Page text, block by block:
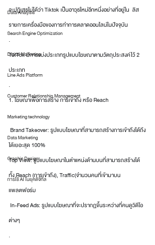
Data Analysis
Search Engine Optimization
Digital Marketing
Line Ads Platform
Customer Relationship Management
Marketing technology
Data Marketing
Graphic Design
การใช้ AI ในยุคดิจิทัล
จะปฏิเสธไม่ได้ว่า Tiktok เป็นอาวุธใหม่อีกหนึ่งอย่างที่อยู่ใน  ลิส
รายการเครื่องมือของการทำการตลาดออนไลน์ในปัจจุบัน
.
TikTok มีการแบ่งประเภทรูปแบบโฆษณาตามวัตถุประสงค์ไว้ 2
ประเภท
.
1. โฆษณาเพื่อการสร้าง การเข้าถึง หรือ Reach
.
ได้เยอะสุด 100%
Top View: รูปแบบโฆษณาในตำแหน่งด้านบนที่สามารถสร้างได้
ทั้ง Reach (การเข้าถึง), Traffic(จำนวนคนที่เข้ามาบน
แพลตฟอร์ม
ต่างๆ
.